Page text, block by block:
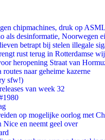
chipmachines, druk op
als desinformatie, Noorwegen
betrapt bij stelen illegale
rust terug in Rotterdamse
heropening Straat van
naar geheime kazerne
sfw!)
van week 32
op mogelijke oorlog met
en neemt geel over